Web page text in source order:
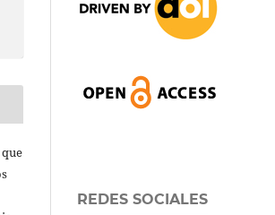
REDES SOCIALES